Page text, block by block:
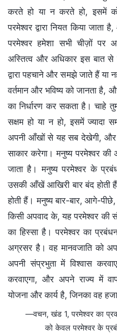
करते हो या न करते हो, इसमें
परमेश्वर द्वारा नियत किया
परमेश्वर हमेशा सभी चीज़ों पर
अस्तित्व और अधिकार इस बात से
द्वारा पहचाने और समझे जाते हैं या
वर्तमान और भविष्य को जानता है,
का निर्धारण कर सकता है। चाहे
सक्षम हो या न हो, इसमें ज्यादा
अपनी आँखों से यह सब देखेगी, और
साकार करेगा। मनुष्य परमेश्वर
जाता है। मनुष्य परमेश्वर के
उसकी आँखें आखिरी बार बंद होती
होती हैं। मनुष्य बार-बार, आगे-
किसी अपवाद के, यह परमेश्वर की
का हिस्सा है। परमेश्वर का
अग्रसर है। वह मानवजाति को
अपनी संप्रभुता में विश्वास
करवाएगा, और अपने राज्य में
योजना और कार्य है, जिनका वह
—वचन, खंड 1, परमेश्वर का
को केवल परमेश्वर के